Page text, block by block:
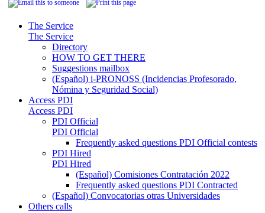
The Service
The Service
Directory
HOW TO GET THERE
Suggestions mailbox
(Español) i-PRONOSS (Incidencias Profesorado,
Nómina y Seguridad Social)
Access PDI
Access PDI
PDI Official
PDI Official
Frequently asked questions PDI Official contests
PDI Hired
PDI Hired
(Español) Comisiones Contratación 2022
Frequently asked questions PDI Contracted
(Español) Convocatorias otras Universidades
Others calls